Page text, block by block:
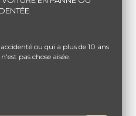
ou qui a plus de 10 ans
pas chose aisée.